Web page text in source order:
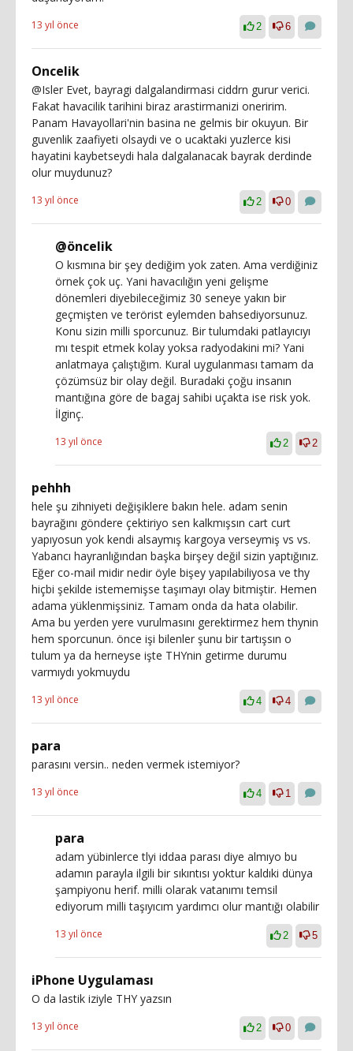
13 yıl önce 2 6
Oncelik
@Isler Evet, bayragi dalgalandirmasi ciddrn gurur verici.
Fakat havacilik tarihini biraz arastirmanizi oneririm.
Panam Havayollari'nin basina ne gelmis bir okuyun. Bir
guvenlik zaafiyeti olsaydi ve o ucaktaki yuzlerce kisi
hayatini kaybetseydi hala dalgalanacak bayrak derdinde
olur muydunuz?
13 yıl önce 2 0
@öncelik
O kısmına bir şey dediğim yok zaten. Ama verdiğiniz
örnek çok uç. Yani havacılığın yeni gelişme
dönemleri diyebileceğimiz 30 seneye yakın bir
geçmişten ve terörist eylemden bahsediyorsunuz.
Konu sizin milli sporcunuz. Bir tulumdaki patlayıcıyı
mı tespit etmek kolay yoksa radyodakini mi? Yani
anlatmaya çalıştığım. Kural uygulanması tamam da
çözümsüz bir olay değil. Buradaki çoğu insanın
mantığına göre de bagaj sahibi uçakta ise risk yok.
İlginç.
13 yıl önce 2 2
pehhh
hele şu zihniyeti değişiklere bakın hele. adam senin
bayrağını göndere çektiriyo sen kalkmışsın cart curt
yapıyosun yok kendi alsaymış kargoya verseymiş vs vs.
Yabancı hayranlığından başka birşey değil sizin yaptığınız.
Eğer co-mail midir nedir öyle bişey yapılabiliyosa ve thy
hiçbi şekilde istememişse taşımayı olay bitmiştir. Hemen
adama yüklenmişsiniz. Tamam onda da hata olabilir.
Ama bu yerden yere vurulmasını gerektirmez hem thynin
hem sporcunun. önce işi bilenler şunu bir tartışsın o
tulum ya da herneyse işte THYnin getirme durumu
varmıydı yokmuydu
13 yıl önce 4 4
para
parasını versin.. neden vermek istemiyor?
13 yıl önce 4 1
para
adam yübinlerce tlyi iddaa parası diye almıyo bu
adamın parayla ilgili bir sıkıntısı yoktur kaldıki dünya
şampiyonu herif. milli olarak vatanımı temsil
ediyorum milli taşıyıcım yardımcı olur mantığı olabilir
13 yıl önce 2 5
iPhone Uygulaması
O da lastik iziyle THY yazsın
13 yıl önce 2 0